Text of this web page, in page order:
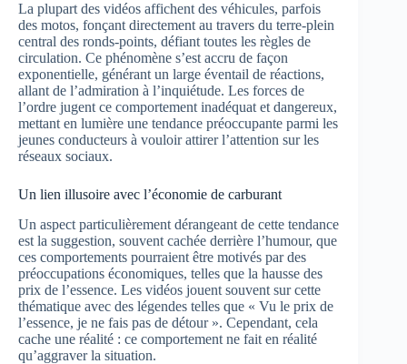
La plupart des vidéos affichent des véhicules, parfois
des motos, fonçant directement au travers du terre-plein
central des ronds-points, défiant toutes les règles de
circulation. Ce phénomène s’est accru de façon
exponentielle, générant un large éventail de réactions,
allant de l’admiration à l’inquiétude. Les forces de
l’ordre jugent ce comportement inadéquat et dangereux,
mettant en lumière une tendance préoccupante parmi les
jeunes conducteurs à vouloir attirer l’attention sur les
réseaux sociaux.
Un lien illusoire avec l’économie de carburant
Un aspect particulièrement dérangeant de cette tendance
est la suggestion, souvent cachée derrière l’humour, que
ces comportements pourraient être motivés par des
préoccupations économiques, telles que la hausse des
prix de l’essence. Les vidéos jouent souvent sur cette
thématique avec des légendes telles que « Vu le prix de
l’essence, je ne fais pas de détour ». Cependant, cela
cache une réalité : ce comportement ne fait en réalité
qu’aggraver la situation.